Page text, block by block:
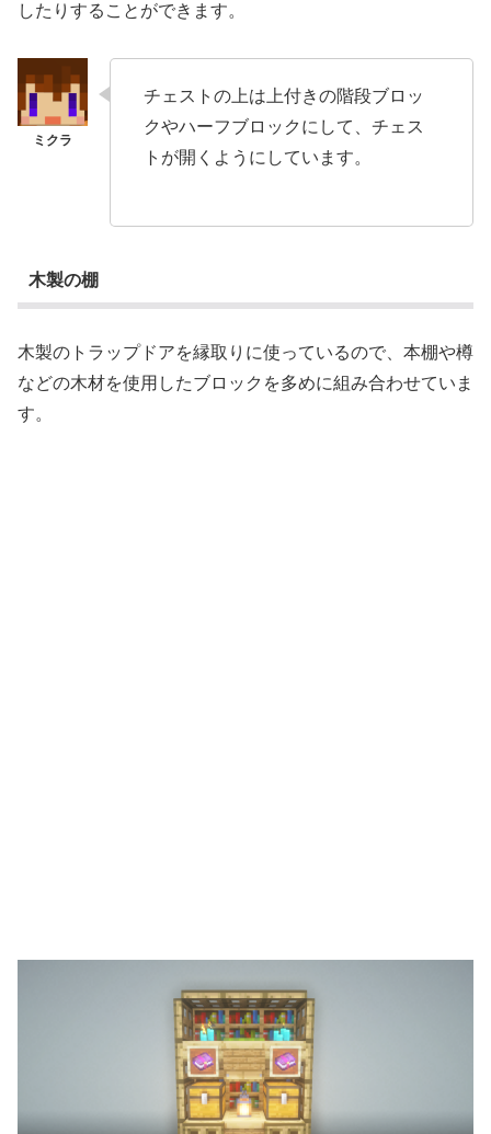
したりすることができます。
チェストの上は上付きの階段ブロッ
クやハーフブロックにして、チェス
トが開くようにしています。
木製の棚
木製のトラップドアを縁取りに使っているので、本棚や樽
などの木材を使用したブロックを多めに組み合わせていま
す。